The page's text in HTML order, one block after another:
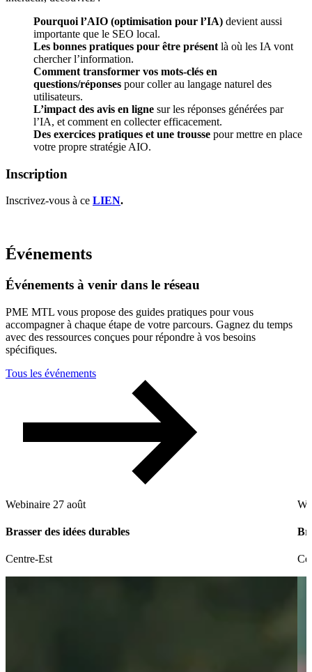
Pourquoi l’AIO (optimisation pour l’IA) devient aussi
importante que le SEO local.
Les bonnes pratiques pour être présent là où les IA vont
chercher l’information.
Comment transformer vos mots-clés en
questions/réponses pour coller au langage naturel des
utilisateurs.
L’impact des avis en ligne sur les réponses générées par
l’IA, et comment en collecter efficacement.
Des exercices pratiques et une trousse pour mettre en place
votre propre stratégie AIO.
Inscription
Inscrivez-vous à ce LIEN.
Événements
Événements à venir dans le réseau
PME MTL vous propose des guides pratiques pour vous
accompagner à chaque étape de votre parcours. Gagnez du temps
avec des ressources conçues pour répondre à vos besoins
spécifiques.
Tous les événements
Webinaire 27 août
Brasser des idées durables
Centre-Est